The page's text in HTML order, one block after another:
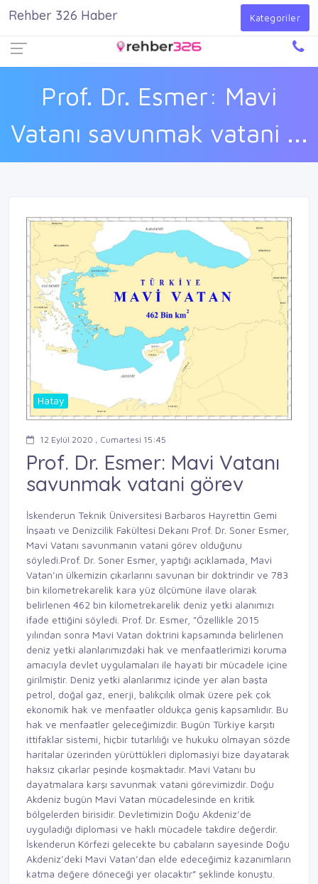
Giriş Yap
Prof. Dr. Esmer: Mavi
Vatanı savunmak vatani ...
Rehber 326 Haber Kategoriler
Hatay
12 Eylül 2020 , Cumartesi 15:45
Prof. Dr. Esmer: Mavi Vatanı
savunmak vatani görev
İskenderun Teknik Üniversitesi Barbaros Hayrettin Gemi
İnşaatı ve Denizcilik Fakültesi Dekanı Prof. Dr. Soner Esmer,
Mavi Vatanı savunmanın vatani görev olduğunu
söyledi.Prof. Dr. Soner Esmer, yaptığı açıklamada, Mavi
Vatan’ın ülkemizin çıkarlarını savunan bir doktrindir ve 783
bin kilometrekarelik kara yüz ölçümüne ilave olarak
belirlenen 462 bin kilometrekarelik deniz yetki alanımızı
ifade ettiğini söyledi. Prof. Dr. Esmer, "Özellikle 2015
yılından sonra Mavi Vatan doktrini kapsamında belirlenen
deniz yetki alanlarımızdaki hak ve menfaatlerimizi koruma
amacıyla devlet uygulamaları ile hayati bir mücadele içine
girilmiştir. Deniz yetki alanlarımız içinde yer alan başta
petrol, doğal gaz, enerji, balıkçılık olmak üzere pek çok
ekonomik hak ve menfaatler oldukça geniş kapsamlıdır. Bu
hak ve menfaatler geleceğimizdir. Bugün Türkiye karşıtı
ittifaklar sistemi, hiçbir tutarlılığı ve hukuku olmayan sözde
haritalar üzerinden yürüttükleri diplomasiyi bize dayatarak
haksız çıkarlar peşinde koşmaktadır. Mavi Vatanı bu
dayatmalara karşı savunmak vatani görevimizdir. Doğu
Akdeniz bugün Mavi Vatan mücadelesinde en kritik
bölgelerden birisidir. Devletimizin Doğu Akdeniz’de
uyguladığı diplomasi ve haklı mücadele takdire değerdir.
İskenderun Körfezi gelecekte bu çabaların sayesinde Doğu
Akdeniz’deki Mavi Vatan’dan elde edeceğimiz kazanımların
katma değere döneceği yer olacaktır” şeklinde konuştu.